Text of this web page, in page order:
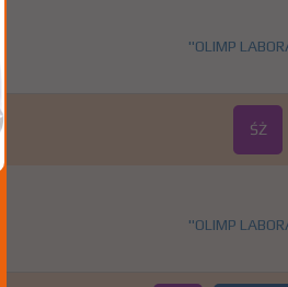
"OLIMP
ŚŻ
"OLIMP